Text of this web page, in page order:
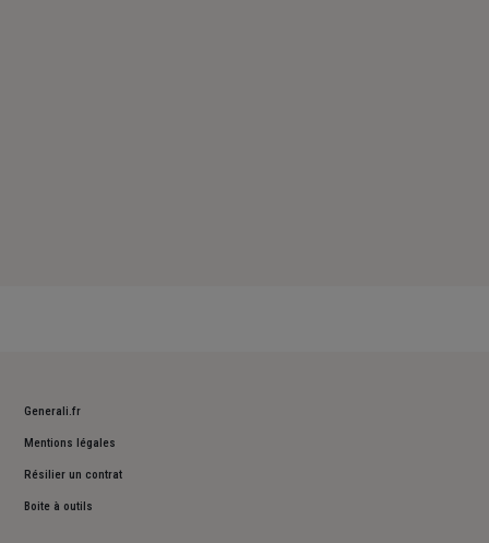
Generali.fr
Mentions légales
Résilier un contrat
Boite à outils